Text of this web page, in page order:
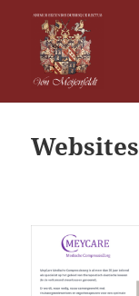
Websites